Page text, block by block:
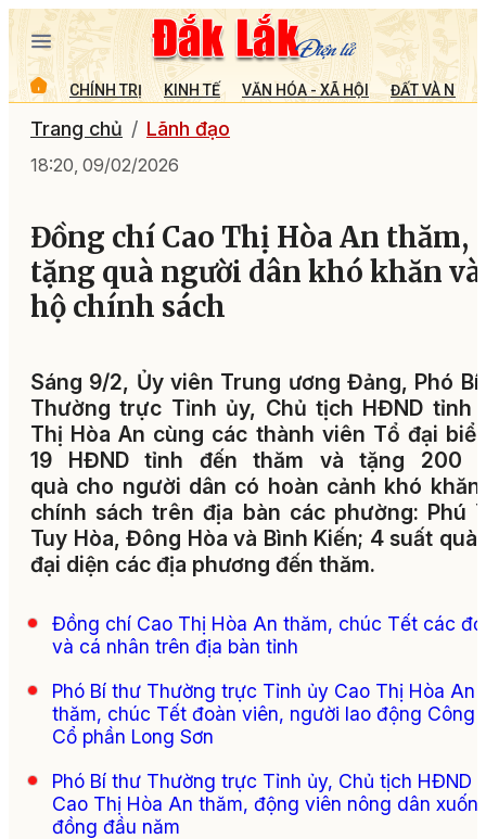
CHÍNH TRỊ KINH TẾ VĂN HÓA - XÃ HỘI ĐẤT VÀ
Trang chủ Lãnh đạo
18:20, 09/02/2026
Đồng chí Cao Thị Hòa An thăm,
tặng quà người dân khó khăn và
hộ chính sách
Sáng 9/2, Ủy viên Trung ương Đảng, Phó
Thường trực Tỉnh ủy, Chủ tịch HĐND tỉnh
Thị Hòa An cùng các thành viên Tổ đại
19 HĐND tỉnh đến thăm và tặng 200
quà cho người dân có hoàn cảnh khó
chính sách trên địa bàn các phường: Phú
Tuy Hòa, Đông Hòa và Bình Kiến; 4 suất quà
đại diện các địa phương đến thăm.
Đồng chí Cao Thị Hòa An thăm, chúc Tết các
và cá nhân trên địa bàn tỉnh
Phó Bí thư Thường trực Tỉnh ủy Cao Thị Hòa An
thăm, chúc Tết đoàn viên, người lao động Công
Cổ phần Long Sơn
Phó Bí thư Thường trực Tỉnh ủy, Chủ tịch HĐND
Cao Thị Hòa An thăm, động viên nông dân
đồng đầu năm